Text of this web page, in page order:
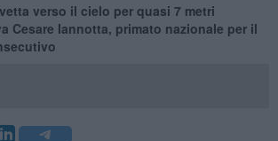
verso il cielo per quasi 7 metri
Cesare Iannotta, primato nazionale per il